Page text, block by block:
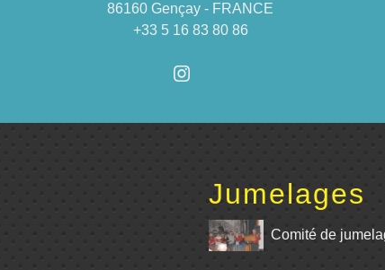
86160 Gençay - FRANCE
+33 5 16 83 80 86
Jumelages
Comité de